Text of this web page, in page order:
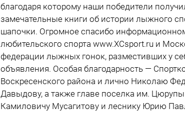
благодаря которому наши победители
замечательные книги об истории лыжного
шапочки. Огромное спасибо
любительского спорта www.XCsport.ru и
федерации лыжных гонок, разместивших у
объявления. Особая благодарность —
Воскресенского района и лично Николаю
Давыдову, а также главе поселка им.
Камиловичу Мусагитову и леснику Юрию